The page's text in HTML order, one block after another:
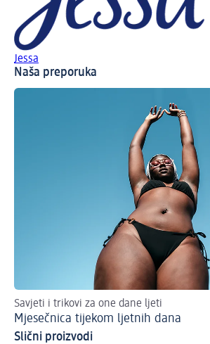
Jessa
Naša preporuka
Savjeti i trikovi za one dane ljeti
Mjesečnica tijekom ljetnih dana
Slični proizvodi